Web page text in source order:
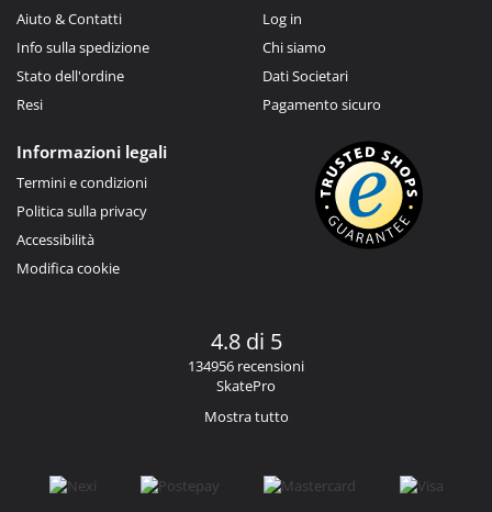
Aiuto & Contatti
Info sulla spedizione
Stato dell'ordine
Resi
Log in
Chi siamo
Dati Societari
Pagamento sicuro
Informazioni legali
Termini e condizioni
Politica sulla privacy
Accessibilità
Modifica cookie
4.8 di 5
134956 recensioni
SkatePro
Mostra tutto